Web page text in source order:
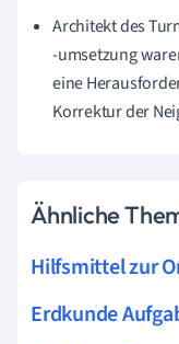
Architekt des
-umsetzung
eine
Korrektur der
Ähnliche
Hilfsmittel zur
Erdkunde